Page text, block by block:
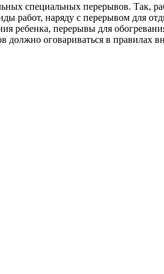
специальных перерывов.
работ, наряду с перерывом для
ребенка, перерывы для
оговариваться в правилах